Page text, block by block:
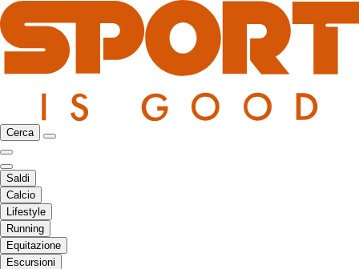
Cerca
Saldi
Calcio
Lifestyle
Running
Equitazione
Escursioni